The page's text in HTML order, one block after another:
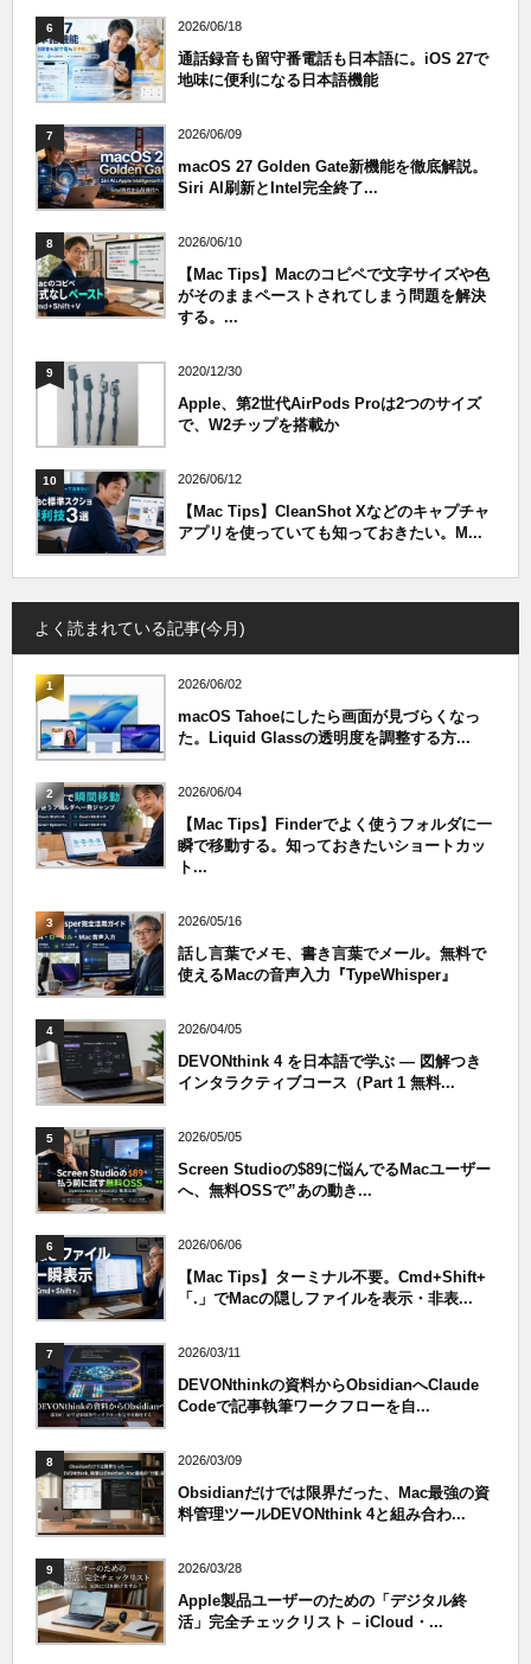
6 2026/06/18
通話録音も留守番電話も日本語に。iOS 27で
地味に便利になる日本語機能
7 2026/06/09
macOS 27 Golden Gate新機能を徹底解説。
Siri AI刷新とIntel完全終了...
8 2026/06/10
【Mac Tips】Macのコピペで文字サイズや色
がそのままペーストされてしまう問題を解決
する。...
9 2020/12/30
Apple、第2世代AirPods Proは2つのサイズ
で、W2チップを搭載か
10 2026/06/12
【Mac Tips】CleanShot Xなどのキャプチャ
アプリを使っていても知っておきたい。M...
よく読まれている記事(今月)
1 2026/06/02
macOS Tahoeにしたら画面が見づらくなっ
た。Liquid Glassの透明度を調整する方...
2 2026/06/04
【Mac Tips】Finderでよく使うフォルダに一
瞬で移動する。知っておきたいショートカッ
ト...
3 2026/05/16
話し言葉でメモ、書き言葉でメール。無料で
使えるMacの音声入力『TypeWhisper』
4 2026/04/05
DEVONthink 4 を日本語で学ぶ — 図解つき
インタラクティブコース（Part 1 無料...
5 2026/05/05
Screen Studioの$89に悩んでるMacユーザー
へ、無料OSSで”あの動き...
6 2026/06/06
【Mac Tips】ターミナル不要。Cmd+Shift+
「.」でMacの隠しファイルを表示・非表...
7 2026/03/11
DEVONthinkの資料からObsidianへClaude
Codeで記事執筆ワークフローを自...
8 2026/03/09
Obsidianだけでは限界だった、Mac最強の資
料管理ツールDEVONthink 4と組み合わ...
9 2026/03/28
Apple製品ユーザーのための「デジタル終
活」完全チェックリスト – iCloud・...